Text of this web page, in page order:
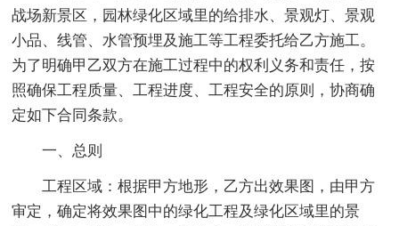
战场新景区，园林绿化区域里的给排水、景观灯、景观
小品、线管、水管预埋及施工等工程委托给乙方施工。
为了明确甲乙双方在施工过程中的权利义务和责任，按
照确保工程质量、工程进度、工程安全的原则，协商确
定如下合同条款。
一、总则
工程区域：根据甲方地形，乙方出效果图，由甲方
审定，确定将效果图中的绿化工程及绿化区域里的景